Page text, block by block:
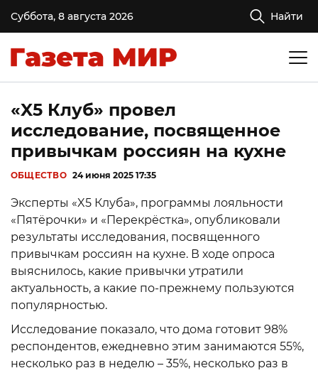
Суббота, 8 августа 2026 Найти
«X5 Клуб» провел
исследование, посвященное
привычкам россиян на кухне
ОБЩЕСТВО 24 июня 2025 17:35
Эксперты ​​«X5 Клуба», программы лояльности
«Пятёрочки» и «Перекрёстка», опубликовали
результаты исследования, посвященного
привычкам россиян на кухне. В ходе опроса
выяснилось, какие привычки утратили
актуальность, а какие по-прежнему пользуются
популярностью.
Исследование показало, что дома готовит 98%
респондентов, ежедневно этим занимаются 55%,
несколько раз в неделю – 35%, несколько раз в